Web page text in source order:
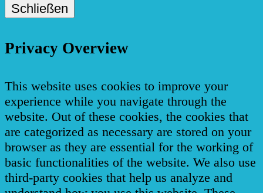
Schließen
Privacy Overview
This website uses cookies to improve your
experience while you navigate through the
website. Out of these cookies, the cookies that
are categorized as necessary are stored on your
browser as they are essential for the working of
basic functionalities of the website. We also use
third-party cookies that help us analyze and